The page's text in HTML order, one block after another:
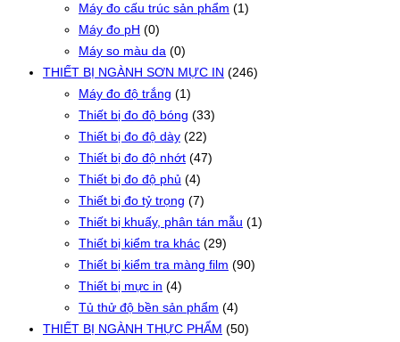
Máy đo cấu trúc sản phẩm (1)
Máy đo pH (0)
Máy so màu da (0)
THIẾT BỊ NGÀNH SƠN MỰC IN (246)
Máy đo độ trắng (1)
Thiết bị đo độ bóng (33)
Thiết bị đo độ dày (22)
Thiết bị đo độ nhớt (47)
Thiết bị đo độ phủ (4)
Thiết bị đo tỷ trọng (7)
Thiết bị khuấy, phân tán mẫu (1)
Thiết bị kiểm tra khác (29)
Thiết bị kiểm tra màng film (90)
Thiết bị mực in (4)
Tủ thử độ bền sản phẩm (4)
THIẾT BỊ NGÀNH THỰC PHẨM (50)